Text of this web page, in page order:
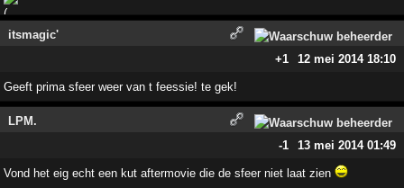
itsmagic'
+1
12 mei 2014 18:10
Geeft prima sfeer weer van t feessie! te gek!
LPM.
-1
13 mei 2014 01:49
Vond het eig echt een kut aftermovie die de sfeer niet laat zien